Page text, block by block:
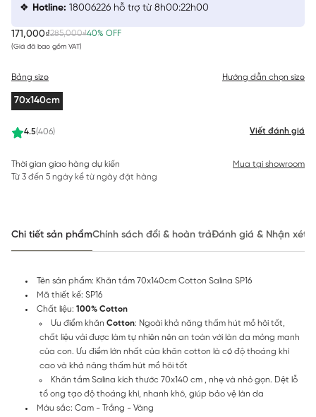
171,000₫285,000₫40% OFF
(Giá đã bao gồm VAT)
4.5(406) Viết đánh giá
Bảng size Hướng dẫn chọn size
70x140cm
Thời gian giao hàng dự kiến
Từ 3 đến 5 ngày kể từ ngày đặt hàng
Mua tại showroom
Hotline: 18006226 hỗ trợ từ 8h00:22h00
Chi tiết sản phẩmChính sách đổi & hoàn trảĐánh giá & Nhận xét
Tên sản phẩm: Khăn tắm 70x140cm Cotton Salina SP16
Mã thiết kế: SP16
Chất liệu: 100% Cotton
Ưu điểm khăn Cotton: Ngoài khả năng thấm hút mồ hôi tốt,
chất liệu vải được làm tự nhiên nên an toàn với làn da mỏng manh
của con. Ưu điểm lớn nhất của khăn cotton là có độ thoáng khí
cao và khả năng thấm hút mồ hôi tốt
Khăn tắm Salina kích thước 70x140 cm , nhẹ và nhỏ gọn. Dệt lỗ
tổ ong tạo độ thoáng khí, nhanh khô, giúp bảo vệ làn da
Màu sắc: Cam - Trắng - Vàng